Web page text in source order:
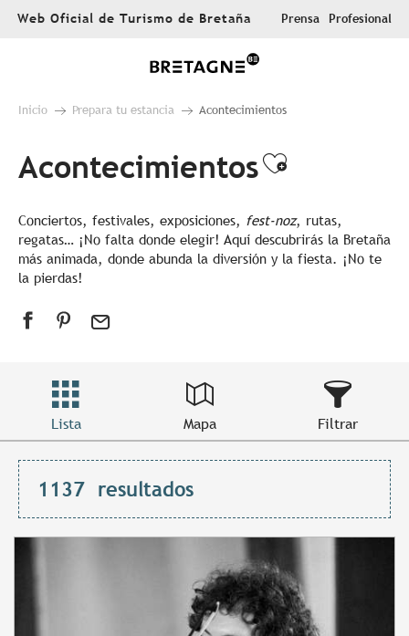
AllerWeb Oficial de Turismo de Bretaña Prensa Profesional
Inicio Prepara tu estancia Acontecimientos
AcontecimientosAjouter
Conciertos, festivales, exposiciones, fest-noz, rutas,
regatas… ¡No falta donde elegir! Aquí descubrirás la Bretaña
más animada, donde abunda la diversión y la fiesta. ¡No te
la pierdas!
Lista Mapa Filtrar
1137 resultados